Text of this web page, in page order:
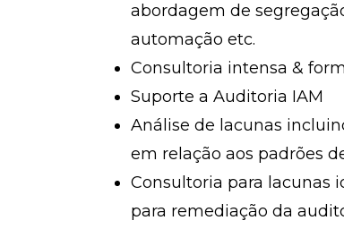
abordagem de
automação etc.
Consultoria intensa &
Suporte a Auditoria IAM
Análise de lacunas
em relação aos padrões
Consultoria para lacunas
para remediação da